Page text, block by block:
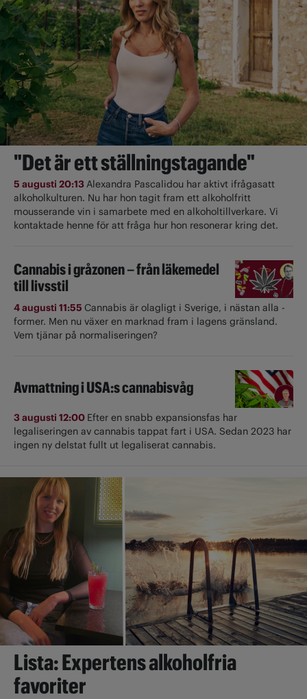
"Det är ett ställningstagande"
5 augusti 20:13Alexandra Pascalidou har aktivt ifrågasatt
alkoholkulturen. Nu har hon tagit fram ett alkoholfritt
mousserande vin i samarbete med en alkoholtillverkare. Vi
kontaktade henne för att fråga hur hon resonerar kring det.
Cannabis i gråzonen – från läkemedel
till livsstil
4 augusti 11:55 Cannabis är olagligt i ­Sverige, i nästan alla ­
former. Men nu växer en marknad fram i lagens gränsland.
Vem tjänar på normaliseringen?
Avmattning i USA:s cannabisvåg
3 augusti 12:00 Efter en snabb expansionsfas har
legaliseringen av cannabis tappat fart i USA. Sedan 2023 har
ingen ny delstat fullt ut ­legaliserat cannabis.
Lista: Expertens alkoholfria
favoriter